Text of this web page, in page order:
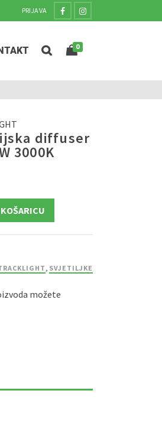
PRIJAVA
0
diffuser
3000K
, SVJETILJKE
možete